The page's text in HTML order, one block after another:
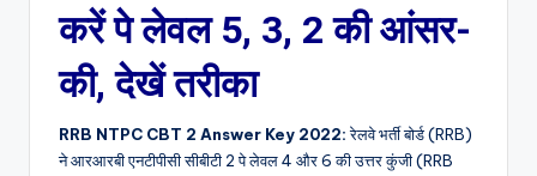
करें पे लेवल 5, 3, 2 की आंसर-
की, देखें तरीका
RRB NTPC CBT 2 Answer Key 2022:रेलवे भर्ती बोर्ड (RRB)
ने आरआरबी एनटीपीसी सीबीटी 2 पे लेवल 4 और 6 की उत्तर कुंजी (RRB